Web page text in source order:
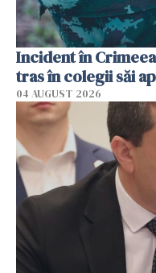
Incident în
tras în colegii săi
04 AUGUST 2026